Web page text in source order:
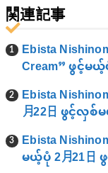
関連記事
Ebista
Cream” ဖွင့်မ
Ebista
月22日 ဖွင့်လှစ်
Ebista
မယ့်ပုံ 2月21